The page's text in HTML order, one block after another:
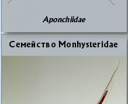
Aponchiidae
Се­мей­ство Monhysteridae